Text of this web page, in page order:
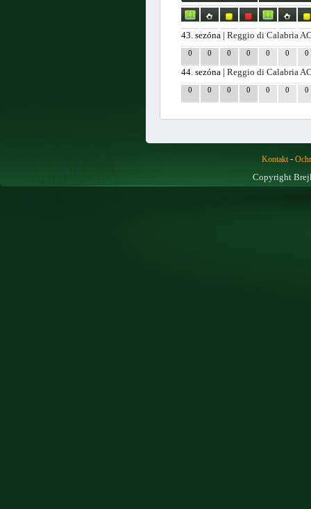
43. sezóna |Reggio di Calabria
0 0 0 0 0 0 0
44. sezóna |Reggio di Calabria
0 0 0 0 0 0 0
Kontakt-
Copyright